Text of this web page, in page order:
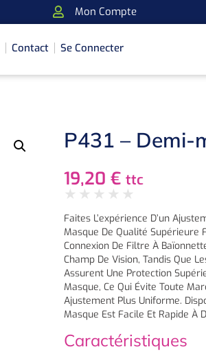
Mon Compte
Contact Se Connecter
P431 – Demi-
19,20 € ttc
★ ★ ★ ★ ★
Faites L’expérience D’un
Masque De Qualité Supérieure
Connexion De Filtre À
Champ De Vision, Tandis Que
Assurent Une Protection
Masque, Ce Qui Évite Toute
Ajustement Plus Uniforme.
Masque Est Facile Et Rapide À
Caractéristiques